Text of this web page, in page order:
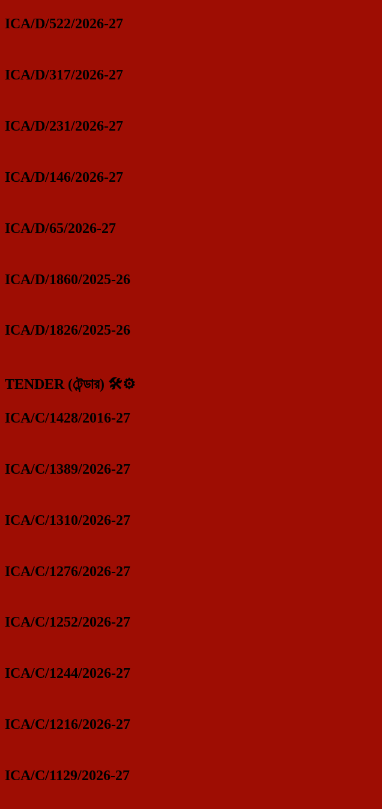
ICA/D/522/2026-27
ICA/D/317/2026-27
ICA/D/231/2026-27
ICA/D/146/2026-27
ICA/D/65/2026-27
ICA/D/1860/2025-26
ICA/D/1826/2025-26
TENDER (টেন্ডার) 🛠️⚙️
ICA/C/1428/2016-27
ICA/C/1389/2026-27
ICA/C/1310/2026-27
ICA/C/1276/2026-27
ICA/C/1252/2026-27
ICA/C/1244/2026-27
ICA/C/1216/2026-27
ICA/C/1129/2026-27